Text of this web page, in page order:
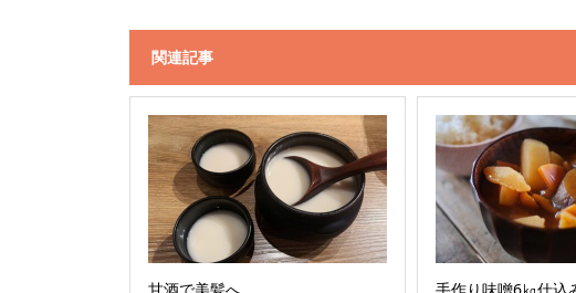
関連記事